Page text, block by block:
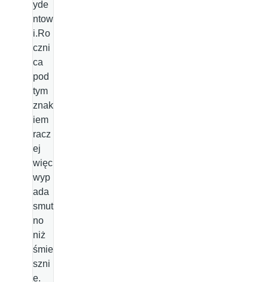
yde
ntow
i.Ro
czni
ca
pod
tym
znak
iem
racz
ej
więc
wyp
ada
smut
no
niż
śmie
szni
e.